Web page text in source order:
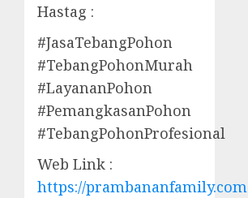
Hastag :
#JasaTebangPohon
#TebangPohonMurah
#LayananPohon
#PemangkasanPohon
#TebangPohonProfesional
Web Link :
https://prambananfamily.com